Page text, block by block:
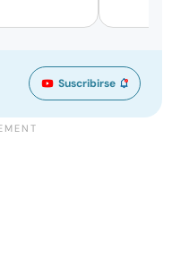
Suscribirse